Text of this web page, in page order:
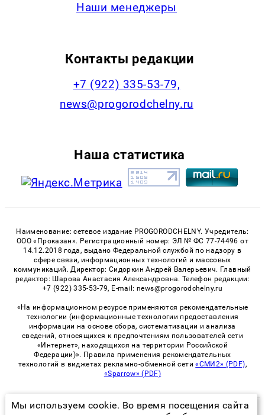
Наши менеджеры
Контакты редакции
+7 (922) 335-53-79,
news@progorodchelny.ru
Наша статистика
Наименование: сетевое издание PROGORODCHELNY. Учредитель:
ООО «Проказан». Регистрационный номер: ЭЛ № ФС 77-74496 от
14.12.2018 года, выдано Федеральной службой по надзору в
сфере связи, информационных технологий и массовых
коммуникаций. Директор: Сидоркин Андрей Валерьевич. Главный
редактор: Шарова Анастасия Александровна. Телефон редакции:
+7 (922) 335-53-79, E-mail: news@progorodchelny.ru
«На информационном ресурсе применяются рекомендательные
технологии (информационные технологии предоставления
информации на основе сбора, систематизации и анализа
сведений, относящихся к предпочтениям пользователей сети
«Интернет», находящихся на территории Российской
Федерации)». Правила применения рекомендательных
технологий в виджетах рекламно-обменной сети«СМИ2» (PDF),
«Sparrow» (PDF)
Мы используем cookie. Во время посещения сайта